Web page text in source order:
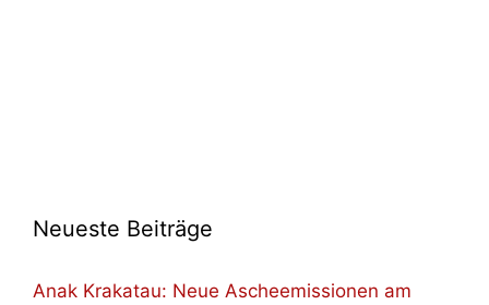
Neueste Beiträge
Anak Krakatau: Neue Ascheemissionen am